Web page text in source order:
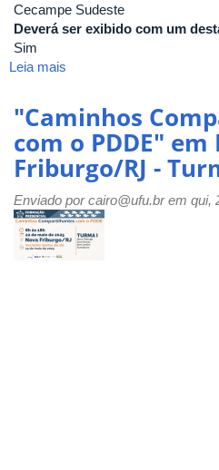
Cecampe Sudeste
Deverá ser exibido com um
Sim
Leia mais
Compartilhantes
com
o
PDDE"
em
Nova
Friburgo/RJ
-
Turma
"Caminhos
com o PDDE" em
Friburgo/RJ -
Enviado porcairo@ufu.brem qui,